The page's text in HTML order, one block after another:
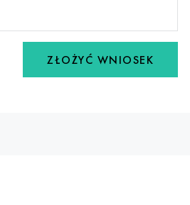
ZŁOŻYĆ WNIOSEK